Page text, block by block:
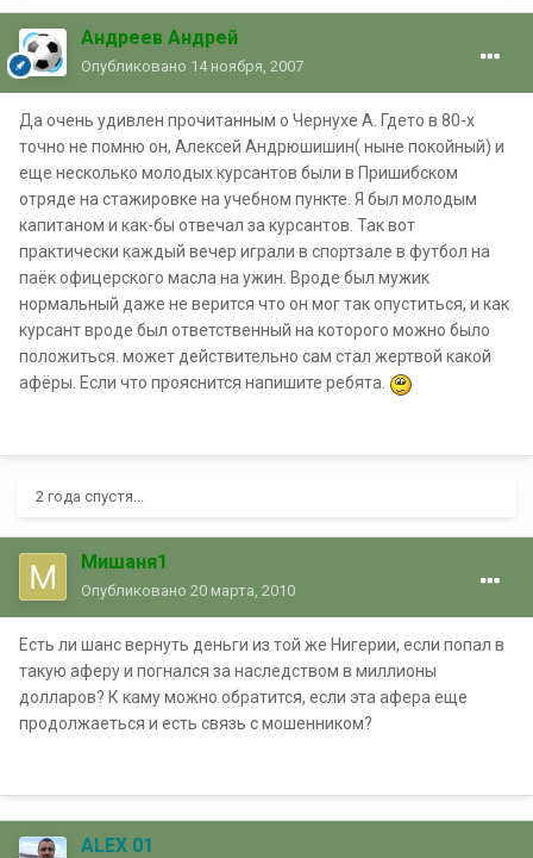
Андреев Андрей
Опубликовано 14 ноября, 2007
Да очень удивлен прочитанным о Чернухе А. Гдето в 80-х
точно не помню он, Алексей Андрюшишин( ныне покойный) и
еще несколько молодых курсантов были в Пришибском
отряде на стажировке на учебном пункте. Я был молодым
капитаном и как-бы отвечал за курсантов. Так вот
практически каждый вечер играли в спортзале в футбол на
паёк офицерского масла на ужин. Вроде был мужик
нормальный даже не верится что он мог так опуститься, и как
курсант вроде был ответственный на которого можно было
положиться. может действительно сам стал жертвой какой
афёры. Если что прояснится напишите ребята.
2 года спустя...
Мишаня1
Опубликовано 20 марта, 2010
Есть ли шанс вернуть деньги из той же Нигерии, если попал в
такую аферу и погнался за наследством в миллионы
долларов? К каму можно обратится, если эта афера еще
продолжаеться и есть связь с мошенником?
ALEX 01